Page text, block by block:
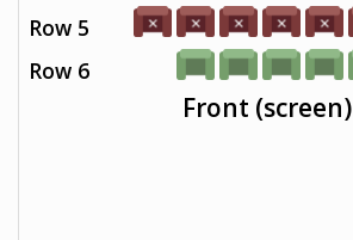
Row 5
Row 6
Front (screen)